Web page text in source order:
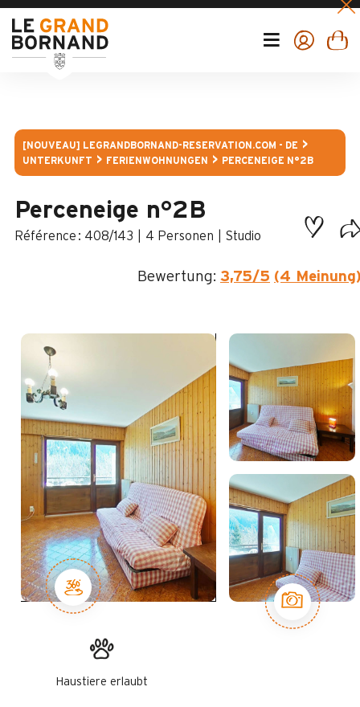
[NOUVEAU] LEGRANDBORNAND-RESERVATION.COM - DE
UNTERKUNFT
FERIENWOHNUNGEN PERCENEIGE N°2B
Perceneige n°2B
: 408/143 4 Personen Studio
Bewertung: 3,75/5 (4
Haustiere erlaubt